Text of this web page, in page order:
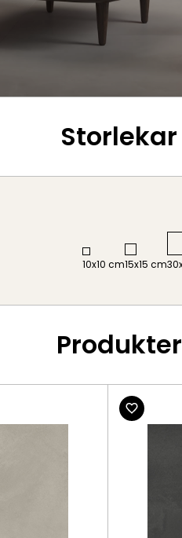
10x10 cm15x15 cm